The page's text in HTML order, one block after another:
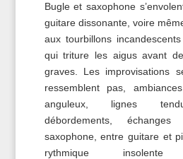
Bugle et saxophone
guitare dissonante, voire
aux tourbillons
qui triture les aigus avant
graves. Les improvisations
ressemblent pas,
anguleux, lignes
débordements,
saxophone, entre guitare et
rythmique